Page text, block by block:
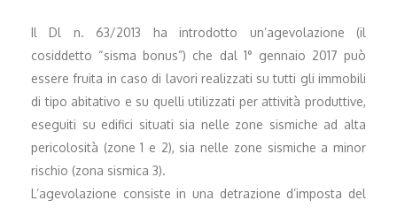
Il Dl n. 63/2013 ha introdotto un’agevolazione (il
cosiddetto “sisma bonus”) che dal 1° gennaio 2017 può
essere fruita in caso di lavori realizzati su tutti gli immobili
di tipo abitativo e su quelli utilizzati per attività produttive,
eseguiti su edifici situati sia nelle zone sismiche ad alta
pericolosità (zone 1 e 2), sia nelle zone sismiche a minor
rischio (zona sismica 3).
L’agevolazione consiste in una detrazione d’imposta del